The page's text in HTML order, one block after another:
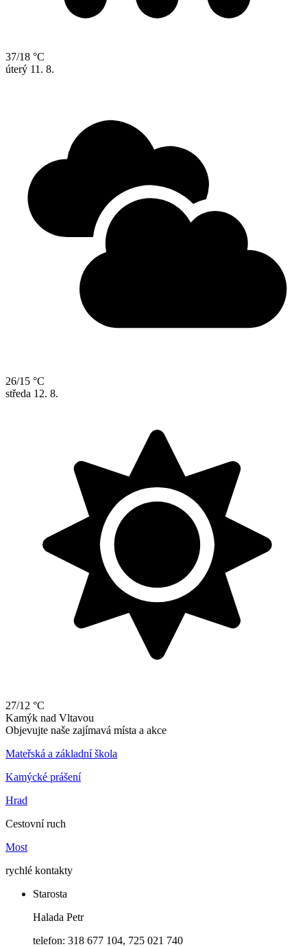
37/18 °C
úterý 11. 8.
26/15 °C
středa 12. 8.
27/12 °C
Kamýk nad Vltavou
Objevujte naše zajímavá místa a akce
Mateřská a základní škola
Kamýcké prášení
Hrad
Cestovní ruch
Most
rychlé kontakty
Starosta
Halada Petr
telefon: 318 677 104, 725 021 740